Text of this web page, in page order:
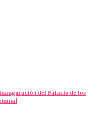
del Palacio de los